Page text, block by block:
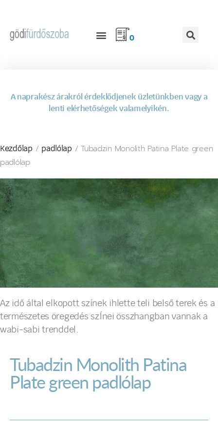
0
A naprakész árakról érdeklődjenek üzletünkben vagy a
lenti elérhetőségek valamelyikén.
Kezdőlap / padlólap / Tubadzin Monolith Patina Plate green
padlólap
Az idő által elkopott színek ihlette teli belső terek és a
természetes öregedés szÍnei összhangban vannak a
wabi-sabi trenddel.
Tubadzin Monolith Patina
Plate green padlólap